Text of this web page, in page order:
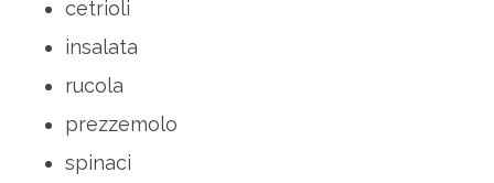
cetrioli
insalata
rucola
prezzemolo
spinaci